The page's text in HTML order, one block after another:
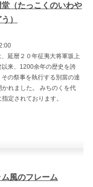
（たっこくのいわや
）
延暦２０年征夷大将軍坂上
来、1200余年の歴史を誇
の祭事を執行する別當の達
れました。 みちのくを代
定されております。
風のフレーム